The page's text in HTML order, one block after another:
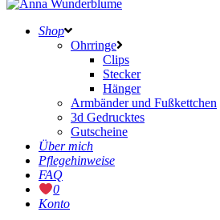
Shop
Ohrringe
Clips
Stecker
Hänger
Armbänder und Fußkettchen
3d Gedrucktes
Gutscheine
Über mich
Pflegehinweise
FAQ
0
Konto